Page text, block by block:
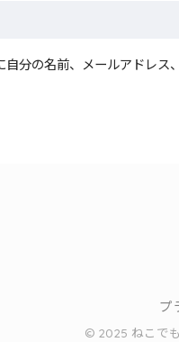
分の名前、メールアドレス
プ
© 2025 ねこで